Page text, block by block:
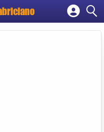
empresa